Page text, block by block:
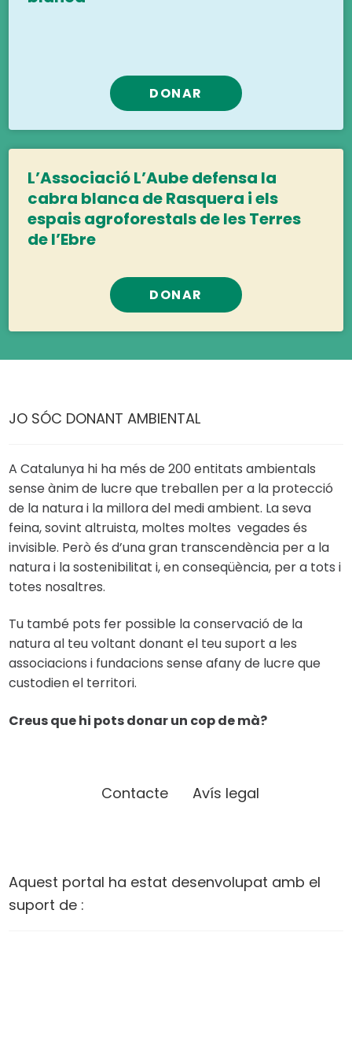
DONAR
L’Associació L’Aube defensa la
cabra blanca de Rasquera i els
espais agroforestals de les Terres
de l’Ebre
DONAR
JO SÓC DONANT AMBIENTAL
A Catalunya hi ha més de 200 entitats ambientals
sense ànim de lucre que treballen per a la protecció
de la natura i la millora del medi ambient. La seva
feina, sovint altruista, moltes moltes vegades és
invisible. Però és d’una gran transcendència per a la
natura i la sostenibilitat i, en conseqüència, per a tots i
totes nosaltres.
Tu també pots fer possible la conservació de la
natura al teu voltant donant el teu suport a les
associacions i fundacions sense afany de lucre que
custodien el territori.
Creus que hi pots donar un cop de mà?
Contacte Avís legal
Aquest portal ha estat desenvolupat amb el
suport de :